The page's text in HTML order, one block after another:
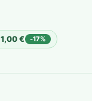
1,00€ -17%